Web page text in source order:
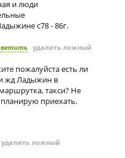
и люди
с78 - 86г.
удалить ложный
пожалуйста есть ли
жд Ладыжин в
такси? Не
приехать.
удалить ложный